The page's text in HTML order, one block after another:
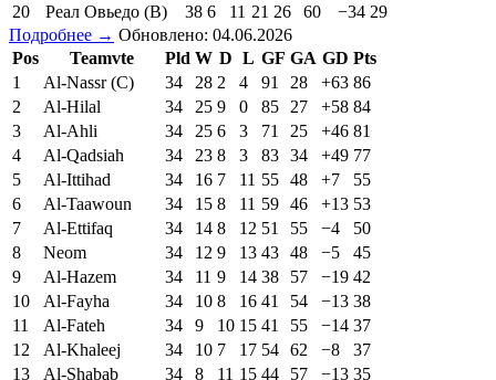
20
Реал Овьедо (В) 38 6 11 21 26 60 −34 29
Подробнее → Обновлено: 04.06.2026
Pos
Teamvte Pld W D L GF GA GD Pts
1
Al-Nassr (C) 34 28 2 4 91 28 +63 86
2
Al-Hilal 34 25 9 0 85 27 +58 84
3
Al-Ahli 34 25 6 3 71 25 +46 81
4
Al-Qadsiah 34 23 8 3 83 34 +49 77
5
Al-Ittihad 34 16 7 11 55 48 +7
55
6
Al-Taawoun 34 15 8 11 59 46 +13 53
7
Al-Ettifaq 34 14 8 12 51 55 −4
50
8
Neom 34 12 9 13 43 48 −5
45
9
Al-Hazem 34 11 9 14 38 57 −19 42
10
Al-Fayha 34 10 8 16 41 54 −13 38
11
Al-Fateh 34 9 10 15 41 55 −14 37
12
Al-Khaleej 34 10 7 17 54 62 −8
37
13
Al-Shabab 34 8 11 15 44 57 −13 35